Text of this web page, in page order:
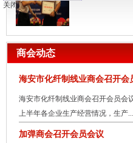
商会动态
海安市化纤制线业商会召开会
海安市化纤制线业商会召开会员会
上半年各企业生产经营情况，生产...
加弹商会召开会员会议
关闭